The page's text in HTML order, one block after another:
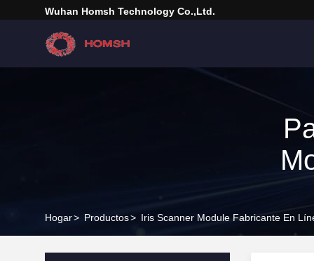
Wuhan Homsh Technology Co.,Ltd.
Hogar> Productos> Iris Scanner Module Fabricante En